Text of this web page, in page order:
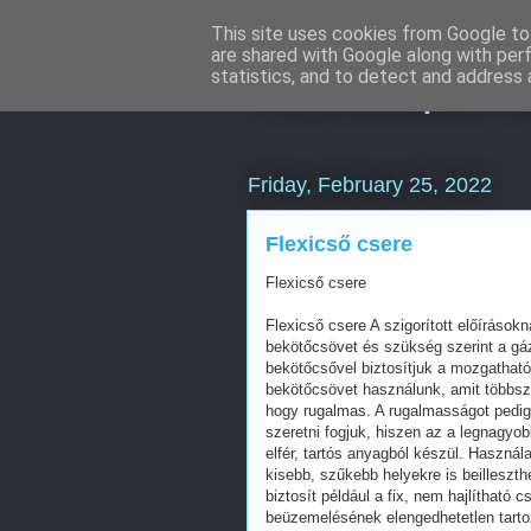
Friday, February 25, 2022
Flexicső csere
Flexicső csere
Flexicső csere A szigorított
bekötőcsövet és szükség szerint a
bekötőcsővel biztosítjuk a
bekötőcsövet használunk, amit
hogy rugalmas. A rugalmasságot
szeretni fogjuk, hiszen az a
elfér, tartós anyagból készül.
kisebb, szűkebb helyekre is
biztosít például a fix, nem hajlítható
beüzemelésének elengedhetetlen
This site uses cookies from Google
are shared with Google along with
statistics, and to detect and address